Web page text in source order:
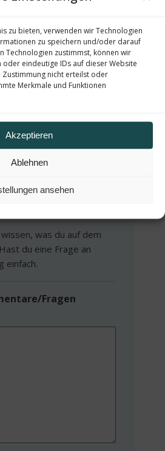
zu bieten, verwenden wir Technologien
zu speichern und/oder darauf
Technologien zustimmst, können wir
oder eindeutige IDs auf dieser Website
nicht erteilst oder
Merkmale und Funktionen
Akzeptieren
Ablehnen
ansehen
Adresse (erforderlich)
Address
was du auf dem
du eine Frage an
einfach.
Fragen